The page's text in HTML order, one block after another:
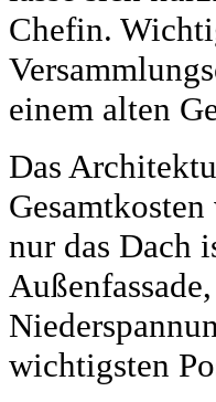
Chefin.
einem alten
Das
nur das Dach
wichtigsten